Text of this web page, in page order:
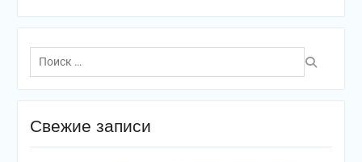
Поиск
по:
Свежие записи